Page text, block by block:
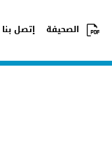
الصحيفة إتصل بنا